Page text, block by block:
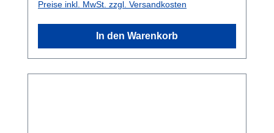
Preise inkl. MwSt. zzgl. Versandkosten
In den Warenkorb